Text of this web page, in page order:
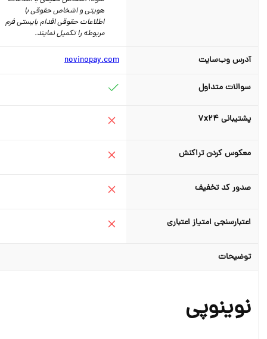
هویتی و اشخاص حقوقی با
اطلاعات حقوقی اقدام بایستی فرم
مربوطه را تکمیل نمایند.
آدرس وب‌سایت novinopay.com
سوالات متداول
پشتیبانی ۷x۲۴
معکوس کردن تراکنش
صدور کد تخفیف
اعتبارسنجی امتیاز اعتباری
توضیحات
نوینوپی